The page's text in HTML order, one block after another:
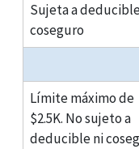
Sujeta a
coseguro
Límite máximo de
$2.5K. No sujeto a
deducible ni